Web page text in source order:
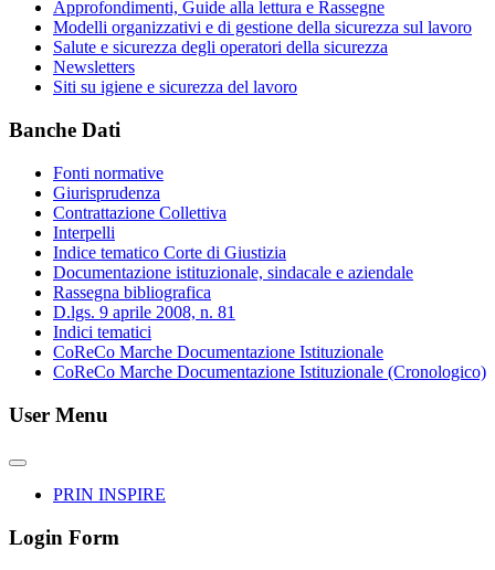
Approfondimenti, Guide alla lettura e Rassegne
Modelli organizzativi e di gestione della sicurezza sul lavoro
Salute e sicurezza degli operatori della sicurezza
Newsletters
Siti su igiene e sicurezza del lavoro
Banche Dati
Fonti normative
Giurisprudenza
Contrattazione Collettiva
Interpelli
Indice tematico Corte di Giustizia
Documentazione istituzionale, sindacale e aziendale
Rassegna bibliografica
D.lgs. 9 aprile 2008, n. 81
Indici tematici
CoReCo Marche Documentazione Istituzionale
CoReCo Marche Documentazione Istituzionale (Cronologico)
User Menu
PRIN INSPIRE
Login Form